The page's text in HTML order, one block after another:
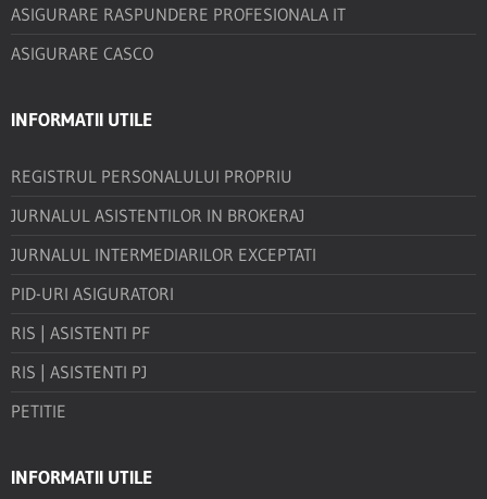
ASIGURARE RASPUNDERE PROFESIONALA IT
ASIGURARE CASCO
INFORMATII UTILE
REGISTRUL PERSONALULUI PROPRIU
JURNALUL ASISTENTILOR IN BROKERAJ
JURNALUL INTERMEDIARILOR EXCEPTATI
PID-URI ASIGURATORI
RIS | ASISTENTI PF
RIS | ASISTENTI PJ
PETITIE
INFORMATII UTILE